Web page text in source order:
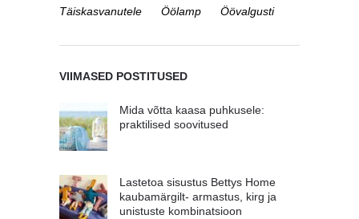
Täiskasvanutele
Öölamp Öövalgusti
VIIMASED POSTITUSED
Mida võtta kaasa puhkusele:
praktilised soovitused
Lastetoa sisustus Bettys Home
kaubamärgilt- armastus, kirg ja
unistuste kombinatsioon